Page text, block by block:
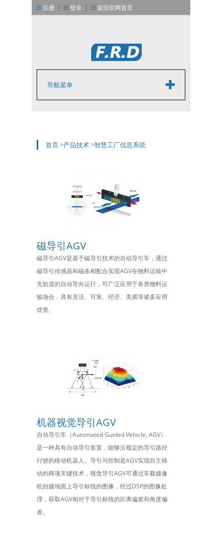
注册 丨 登录 丨
返回官网首页
导航菜单
首页>产品技术>智慧工厂信息系统
磁导引AGV
磁导引AGV是基于磁导引技术的自动导引车，通过
磁导引传感器和磁条相配合实现AGV在物料运输中
无轨道的自动导向运行，可广泛应用于各类物料运
输场合，具有灵活、可靠、经济、美观等诸多应用
优势。
机器视觉导引AGV
自动导引车（Automated Guided Vehicle, AGV）
是一种具有自动导引装置，能够沿规定的导引路径
行驶的移动机器人。导引与控制是AGV实现自主移
动的两项关键技术，视觉导引AGV可通过车载摄像
机拍摄地面上导引标线的图像，经过DSP的图像处
理，获取AGV相对于导引标线的距离偏差和角度偏
差。